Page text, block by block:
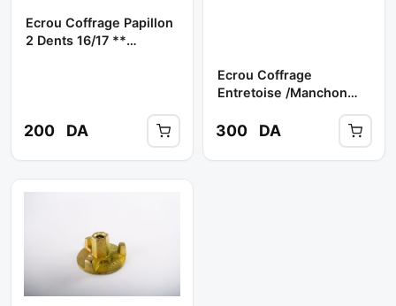
Ecrou Coffrage Papillon
2 Dents 16/17 **
200 DA
Ecrou Coffrage
Entretoise /manchon
/chrome **
300 DA